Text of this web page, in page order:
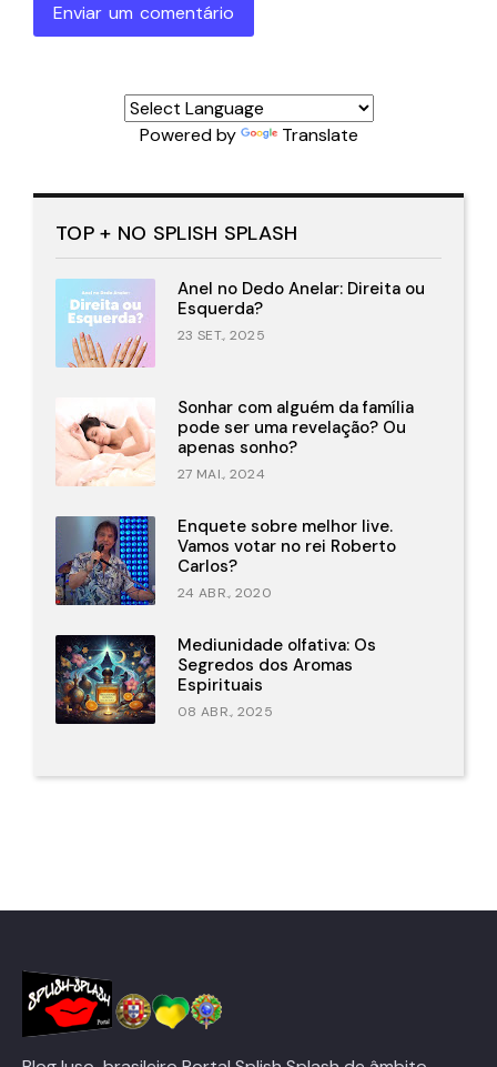
Enviar um comentário
Powered by Translate
TOP + NO SPLISH SPLASH
Anel no Dedo Anelar: Direita ou
Esquerda?
23 SET., 2025
Sonhar com alguém da família
pode ser uma revelação? Ou
apenas sonho?
27 MAI., 2024
Enquete sobre melhor live.
Vamos votar no rei Roberto
Carlos?
24 ABR., 2020
Mediunidade olfativa: Os
Segredos dos Aromas
Espirituais
08 ABR., 2025